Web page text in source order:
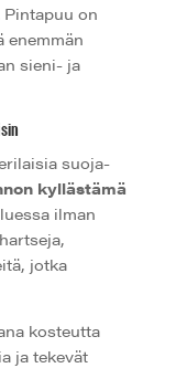
on
enemmän
sieni- ja
suoja-
kyllästämä
ilman
jotka
kosteutta
ja tekevät